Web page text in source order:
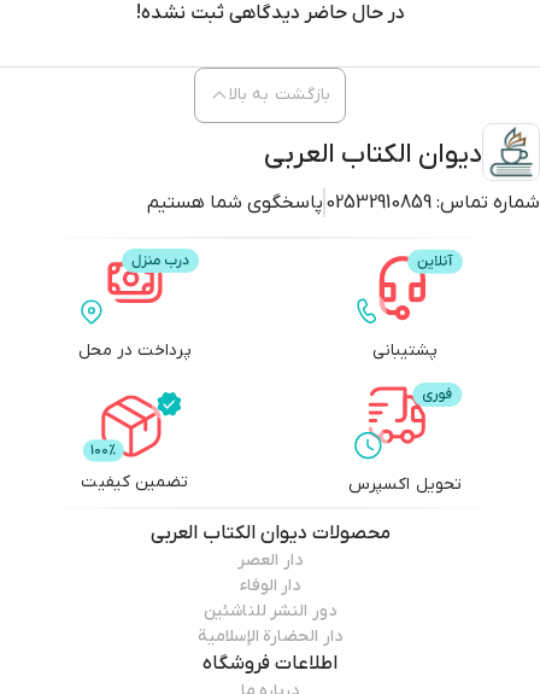
وهو روایة لفترة مشارکة الجریح العزیز القائد المیرزا محمّد سلکی فی مرحلة الدفاع
المقدّس کقائد لکتیبة أبی الفضل 152، التابعة لفرقة أنصار الحسین (ع) فی محافظة
همدان.
دار الحضارة الاسلامیة
در حال حاضر دیدگاهی ثبت نشده!
دیوان الکتاب العربی
شماره تماس: 02532910859 پاسخگوی شما هستیم
بازگشت به بالا
پشتیبانی پرداخت در محل
تحویل اکسپرس تضمین کیفیت
محصولات دیوان الکتاب العربی
دار العصر
دار الوفاء
دور النشر للناشئین
دار الحضارة الإسلامیة
اطلاعات فروشگاه